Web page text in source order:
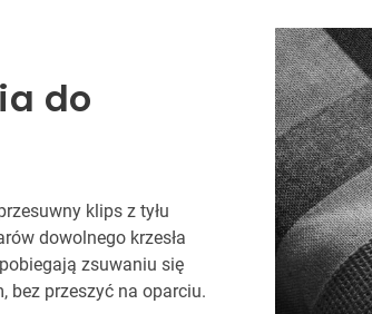
do
klips z tyłu
dowolnego krzesła
zsuwaniu się
bez przeszyć na oparciu.